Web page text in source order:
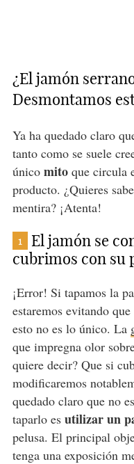
¿El jamón
Desmontamos
Ya ha quedado claro
tanto como se suele
únicomitoque circula
producto. ¿Quieres
mentira? ¡Atenta!
1
El jamón se
cubrimos con su
¡Error! Si tapamos la
estaremos evitando
esto no es lo único. La
que impregna olor
quiere decir? Que si
modificaremos
quedado claro que no
taparlo es utilizar un
pelusa. El principal
tenga una exposición